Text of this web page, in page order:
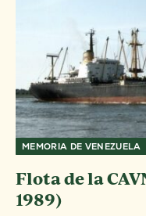
MEMORIA DE VENEZUELA
Flota de la
1989)